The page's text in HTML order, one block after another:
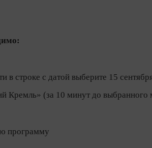
в строке с датой выберите 15
Кремль» (за 10 минут до выбранного
программу